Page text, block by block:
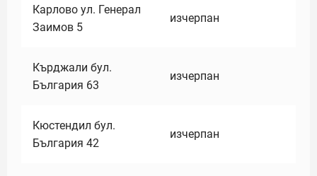
Карлово ул. Генерал
Заимов 5
изчерпан
Кърджали бул.
България 63
изчерпан
Кюстендил бул.
България 42
изчерпан